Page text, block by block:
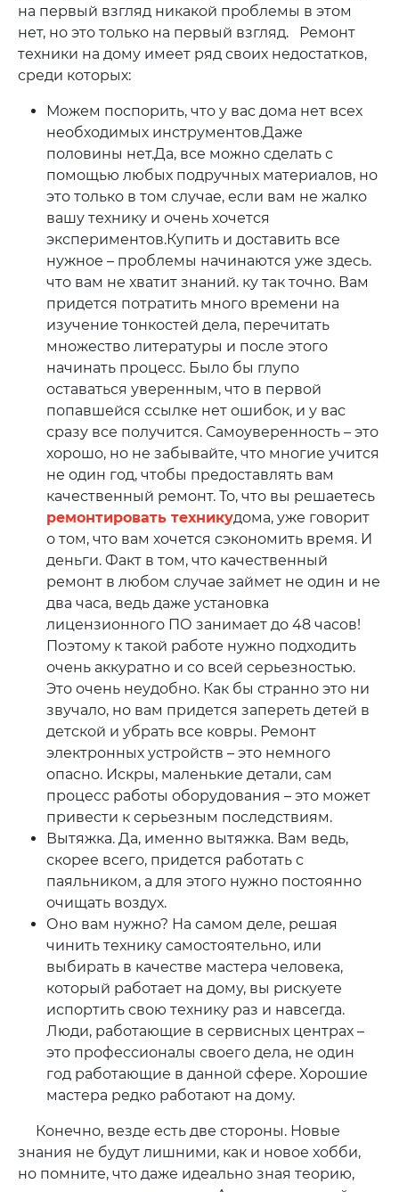
на первый взгляд никакой проблемы в этом
нет, но это только на первый взгляд. Ремонт
техники на дому имеет ряд своих недостатков,
среди которых:
Можем поспорить, что у вас дома нет всех
необходимых инструментов.Даже
половины нет.Да, все можно сделать с
помощью любых подручных материалов, но
это только в том случае, если вам не жалко
вашу технику и очень хочется
экспериментов.Купить и доставить все
нужное – проблемы начинаются уже здесь.
что вам не хватит знаний. ку так точно. Вам
придется потратить много времени на
изучение тонкостей дела, перечитать
множество литературы и после этого
начинать процесс. Было бы глупо
оставаться уверенным, что в первой
попавшейся ссылке нет ошибок, и у вас
сразу все получится. Самоуверенность – это
хорошо, но не забывайте, что многие учится
не один год, чтобы предоставлять вам
качественный ремонт. То, что вы решаетесь
ремонтировать техникудома, уже говорит
о том, что вам хочется сэкономить время. И
деньги. Факт в том, что качественный
ремонт в любом случае займет не один и не
два часа, ведь даже установка
лицензионного ПО занимает до 48 часов!
Поэтому к такой работе нужно подходить
очень аккуратно и со всей серьезностью.
Это очень неудобно. Как бы странно это ни
звучало, но вам придется запереть детей в
детской и убрать все ковры. Ремонт
электронных устройств – это немного
опасно. Искры, маленькие детали, сам
процесс работы оборудования – это может
привести к серьезным последствиям.
Вытяжка. Да, именно вытяжка. Вам ведь,
скорее всего, придется работать с
паяльником, а для этого нужно постоянно
очищать воздух.
Оно вам нужно? На самом деле, решая
чинить технику самостоятельно, или
выбирать в качестве мастера человека,
который работает на дому, вы рискуете
испортить свою технику раз и навсегда.
Люди, работающие в сервисных центрах –
это профессионалы своего дела, не один
год работающие в данной сфере. Хорошие
мастера редко работают на дому.
Конечно, везде есть две стороны. Новые
знания не будут лишними, как и новое хобби,
но помните, что даже идеально зная теорию,